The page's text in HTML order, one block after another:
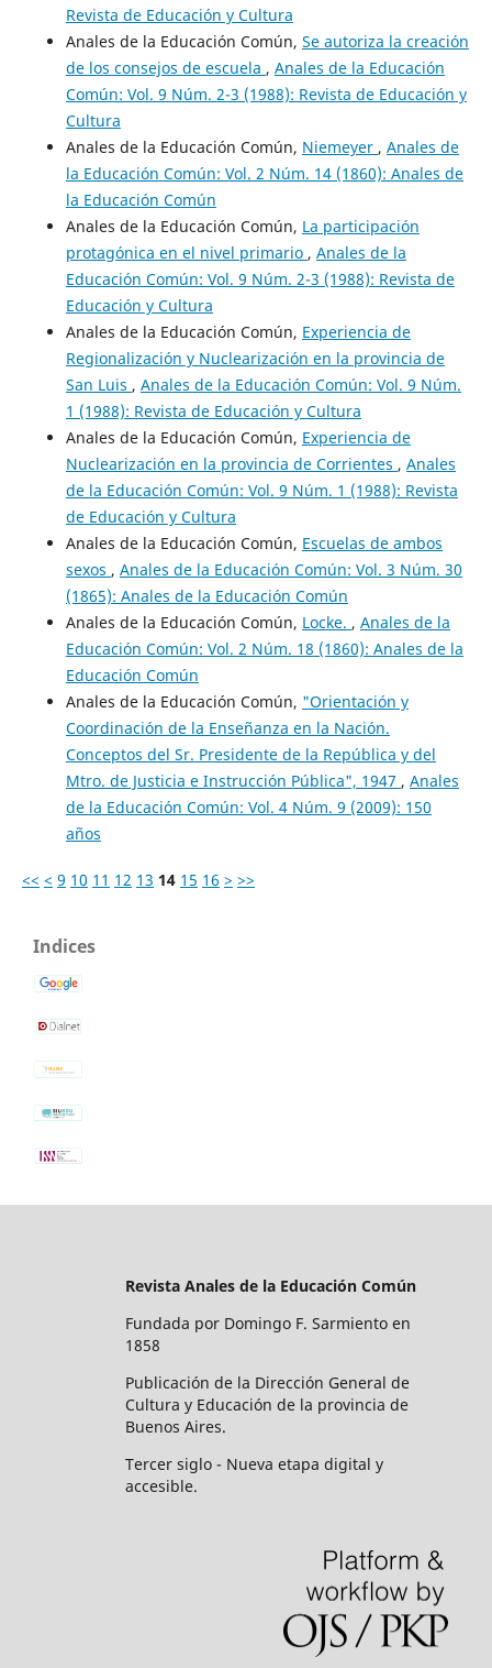
Revista de Educación y Cultura
Anales de la Educación Común, Se autoriza la creación
de los consejos de escuela , Anales de la Educación
Común: Vol. 9 Núm. 2-3 (1988): Revista de Educación y
Cultura
Anales de la Educación Común, Niemeyer , Anales de
la Educación Común: Vol. 2 Núm. 14 (1860): Anales de
la Educación Común
Anales de la Educación Común, La participación
protagónica en el nivel primario , Anales de la
Educación Común: Vol. 9 Núm. 2-3 (1988): Revista de
Educación y Cultura
Anales de la Educación Común, Experiencia de
Regionalización y Nuclearización en la provincia de
San Luis , Anales de la Educación Común: Vol. 9 Núm.
1 (1988): Revista de Educación y Cultura
Anales de la Educación Común, Experiencia de
Nuclearización en la provincia de Corrientes , Anales
de la Educación Común: Vol. 9 Núm. 1 (1988): Revista
de Educación y Cultura
Anales de la Educación Común, Escuelas de ambos
sexos , Anales de la Educación Común: Vol. 3 Núm. 30
(1865): Anales de la Educación Común
Anales de la Educación Común, Locke. , Anales de la
Educación Común: Vol. 2 Núm. 18 (1860): Anales de la
Educación Común
Anales de la Educación Común, "Orientación y
Coordinación de la Enseñanza en la Nación.
Conceptos del Sr. Presidente de la República y del
Mtro. de Justicia e Instrucción Pública", 1947 , Anales
de la Educación Común: Vol. 4 Núm. 9 (2009): 150
años
<< < 9 10 11 12 13 14 15 16 > >>
Indices
Revista Anales de la Educación Común
Fundada por Domingo F. Sarmiento en
1858
Publicación de la Dirección General de
Cultura y Educación de la provincia de
Buenos Aires.
Tercer siglo - Nueva etapa digital y
accesible.